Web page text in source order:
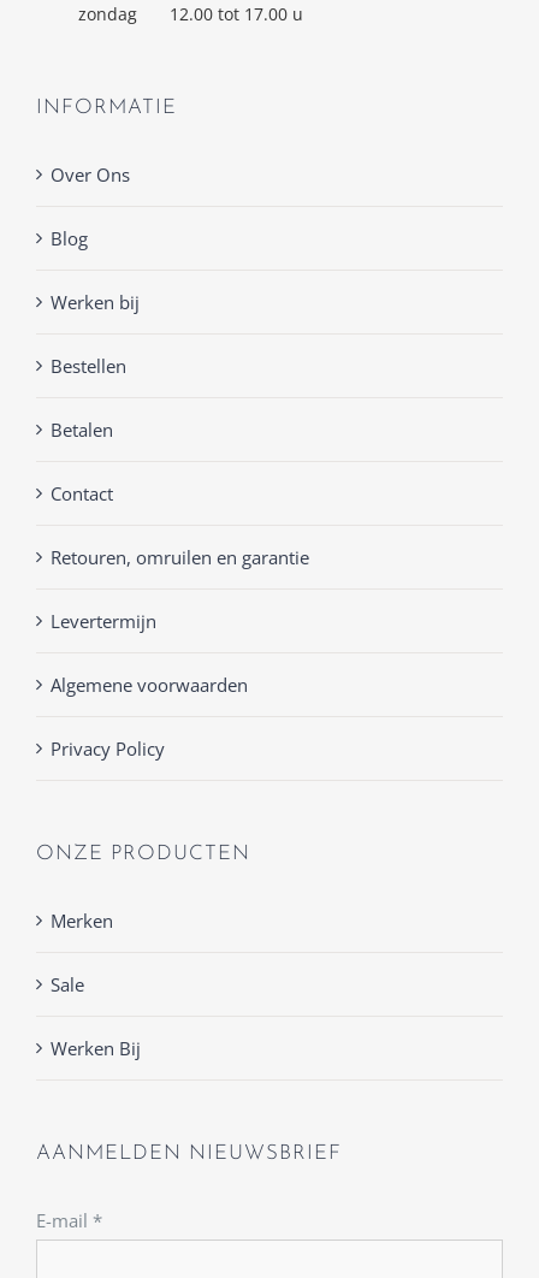
zondag
12.00 tot 17.00 u
INFORMATIE
Over Ons
Blog
Werken bij
Bestellen
Betalen
Contact
Retouren, omruilen en garantie
Levertermijn
Algemene voorwaarden
Privacy Policy
ONZE PRODUCTEN
Merken
Sale
Werken Bij
AANMELDEN NIEUWSBRIEF
E-mail *